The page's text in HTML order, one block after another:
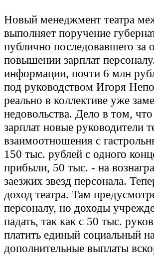
Новый менеджмент театра
выполняет поручение
публично последовавшего за
повышении зарплат
информации, почти 6 млн
под руководством Игоря
реально в коллективе уже
недовольства. Дело в том,
зарплат новые руководители
взаимоотношения с
150 тыс. рублей с одного
прибыли, 50 тыс. - на
заезжих звезд персонала.
доход театра. Там
персоналу, но доходы
падать, так как с 50 тыс.
платить единый социальный
дополнительные выплаты